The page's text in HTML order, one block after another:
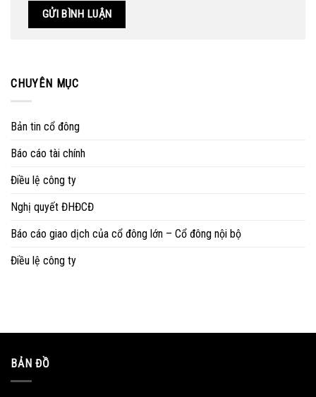
CHUYÊN MỤC
Bản tin cổ đông
Báo cáo tài chính
Điều lệ công ty
Nghị quyết ĐHĐCĐ
Báo cáo giao dịch của cổ đông lớn – Cổ đông nội bộ
Điều lệ công ty
BẢN ĐỒ